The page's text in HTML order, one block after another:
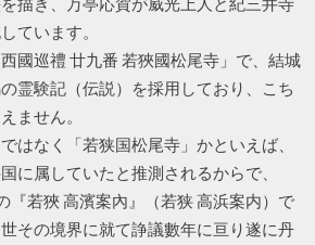
ています。
國巡禮 廿九番 若狹國松尾寺」で、結城
霊験記（伝説）を採用しており、こち
ません。
はなく「若狭国松尾寺」かといえば、
に属していたと推測されるからで、
『若狹 高濱案內』（若狭 高浜案内）で
その境界に就て諍議數年に亘り遂に丹